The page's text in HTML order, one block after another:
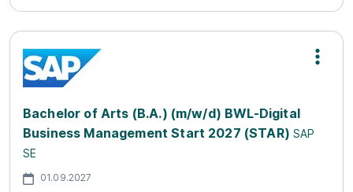
Bachelor of Arts (B.A.) (m/w/d) BWL-Digital
Business Management Start 2027 (STAR) SAP
SE
01.09.2027